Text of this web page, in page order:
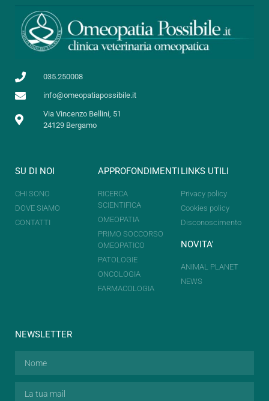
035.250008
info@omeopatiapossibile.it
Via Vincenzo Bellini, 51
24129 Bergamo
SU DI NOI
CHI SONO
DOVE SIAMO
CONTATTI
APPROFONDIMENTI
RICERCA
SCIENTIFICA
OMEOPATIA
PRIMO SOCCORSO
OMEOPATICO
PATOLOGIE
ONCOLOGIA
FARMACOLOGIA
LINKS UTILI
Privacy policy
Cookies policy
Disconoscimento
NOVITA'
ANIMAL PLANET
NEWS
NEWSLETTER